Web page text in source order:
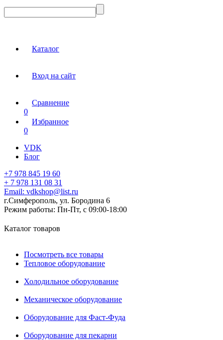
Каталог
Вход на сайт
Сравнение
0
Избранное
0
VDK
Блог
+7 978 845 19 60
+ 7 978 131 08 31
Email: vdkshop@list.ru
г.Симферополь, ул. Бородина 6
Режим работы: Пн-Пт, с 09:00-18:00
Каталог товаров
Посмотреть все товары
Тепловое оборудование
Холодильное оборудование
Механическое оборудование
Оборудование для Фаст-Фуда
Оборудование для пекарни